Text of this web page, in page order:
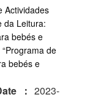
Actividades
da Leitura:
bebés e
de
bebés e
： 2023-